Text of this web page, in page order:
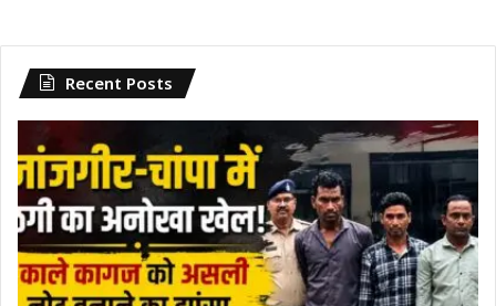
Recent Posts